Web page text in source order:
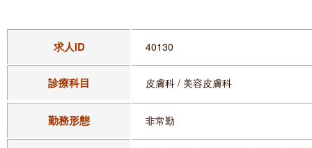
求人ID 40130
診療科目 皮膚科 / 美容皮膚科
勤務形態 非常勤